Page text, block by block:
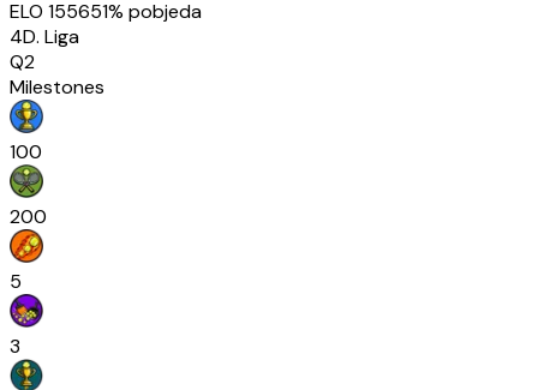
ELO 155651% pobjeda
4D. Liga
Q2
Milestones
100
200
5
3